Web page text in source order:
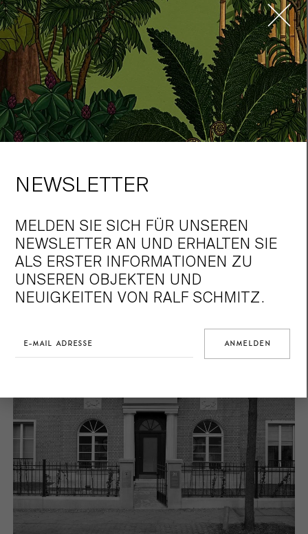
BERLIN CHARLOTTENBURG
EMSERSTRASSE APARTMENT IM WIEDERVERKAUF W32
In unserem Projekt ALEXANDER-BERLIN dürfen wir Ihnen
dieses außergewöhnliche Appartement im Hochparterre anbieten.
Großzügige Raumhöhen, elegante Ausstattungsdetails und ein
durchdachter Grundriss machen dieses Zuhause zu etwas ganz
Besonderem. Käuferinnen und Käufer, die Berlin aus privaten
WEITERLESEN
NEWSLETTER
MELDEN SIE SICH FÜR UNSEREN
NEWSLETTER AN UND ERHALTEN SIE
ALS ERSTER INFORMATIONEN ZU
UNSEREN OBJEKTEN UND
NEUIGKEITEN VON RALF SCHMITZ.